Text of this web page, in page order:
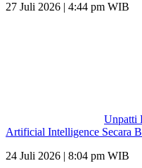
27 Juli 2026 | 4:44 pm WIB
Unpatti
Artificial Intelligence Secara
24 Juli 2026 | 8:04 pm WIB